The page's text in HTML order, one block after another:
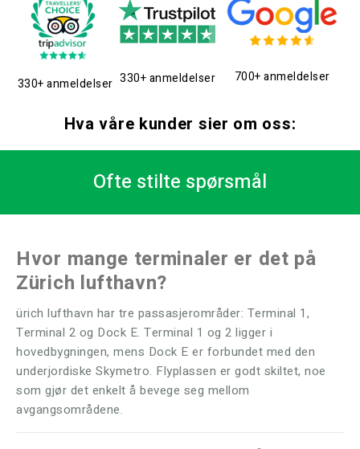
330+ anmeldelser 330+ anmeldelser 700+ anmeldelser
Hva våre kunder sier om oss:
Ofte stilte spørsmål
Hvor mange terminaler er det på
Zürich lufthavn?
ürich lufthavn har tre passasjerområder: Terminal 1,
Terminal 2 og Dock E. Terminal 1 og 2 ligger i
hovedbygningen, mens Dock E er forbundet med den
underjordiske Skymetro. Flyplassen er godt skiltet, noe
som gjør det enkelt å bevege seg mellom
avgangsområdene.